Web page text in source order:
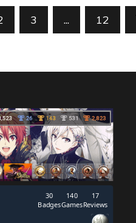
3 ... 12